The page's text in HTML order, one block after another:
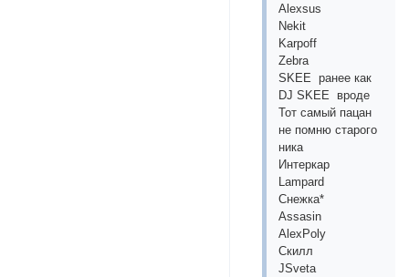
Alexsus
Nekit
Karpoff
Zebra
SKEE ранее как
DJ SKEE вроде
Тот самый пацан
не помню старого
ника
Интеркар
Lampard
Снежка*
Assasin
AlexPoly
Cкилл
JSveta